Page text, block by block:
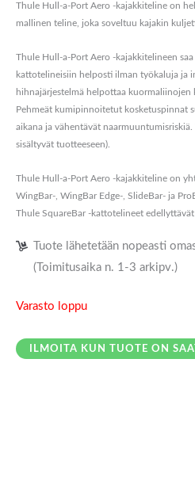
Thule Hull-a-Port Aero -kajakkiteline on
mallinen teline, joka soveltuu kajakin
Thule Hull-a-Port Aero -kajakkitelineen
kattotelineisiin helposti ilman työkaluja ja
hihnajärjestelmä helpottaa kuormaliinojen
Pehmeät kumipinnoitetut kosketuspinnat
aikana ja vähentävät
sisältyvät tuotteeseen).
Thule Hull-a-Port Aero -kajakkiteline on
WingBar-, WingBar Edge-, SlideBar- ja
Thule SquareBar -kattotelineet edellyttävät
Tuote lähetetään nopeasti
(Toimitusaika n. 1-3 arkipv.)
Varasto loppu
ILMOITA KUN TUOTE ON